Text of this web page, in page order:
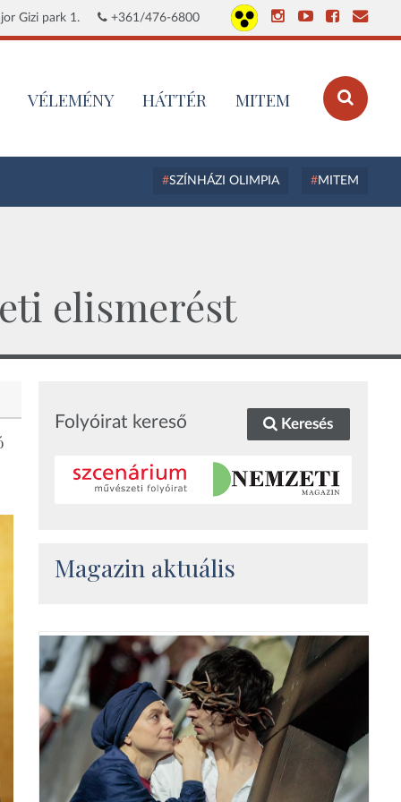
Gizi park 1. +361/476-6800
VÉLEMÉNY HÁTTÉR MITEM
SZÍNHÁZI OLIMPIA MITEM
elismerést
Folyóirat kereső Keresés
Magazin aktuális